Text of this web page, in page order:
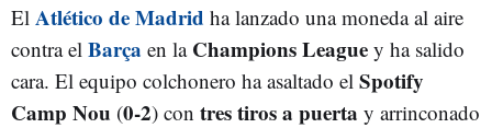
El Atlético de Madrid ha lanzado una moneda al aire
contra el Barça en la Champions League y ha salido
cara. El equipo colchonero ha asaltado el Spotify
Camp Nou (0-2) con tres tiros a puerta y arrinconado